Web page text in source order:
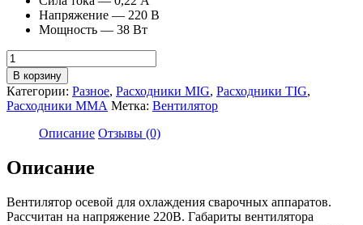
Напряжение — 220 В
Мощность — 38 Вт
Количество
товара
Вентилятор
151х151х50,
220В
В корзину
Категории: Разное, Расходники MIG, Расходники TIG,
Расходники ММА Метка: Вентилятор
Описание Отзывы (0)
Описание
Вентилятор осевой для охлаждения сварочных аппаратов.
Рассчитан на напряжение 220В. Габариты вентилятора